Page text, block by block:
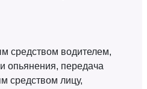
средством водителем,
опьянения, передача
средством лицу,